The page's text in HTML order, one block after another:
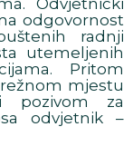
odgovornost
radnji
utemeljenih
Pritom
mjestu
pozivom za
odvjetnik –